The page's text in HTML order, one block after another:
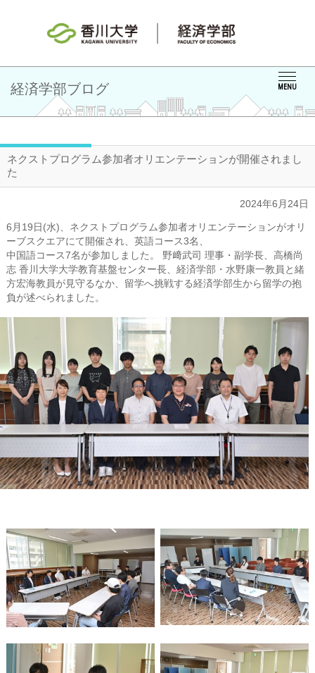
MENU
経済学部ブログ
ネクストプログラム参加者オリエンテーションが開催されまし
た
2024年6月24日
6月19日(水)、ネクストプログラム参加者オリエンテーションがオリ
ーブスクエアにて開催され、英語コース3名、
中国語コース7名が参加しました。 野﨑武司 理事・副学長、高橋尚
志 香川大学大学教育基盤センター長、経済学部・水野康一教員と緒
方宏海教員が見守るなか、留学へ挑戦する経済学部生から留学の抱
負が述べられました。